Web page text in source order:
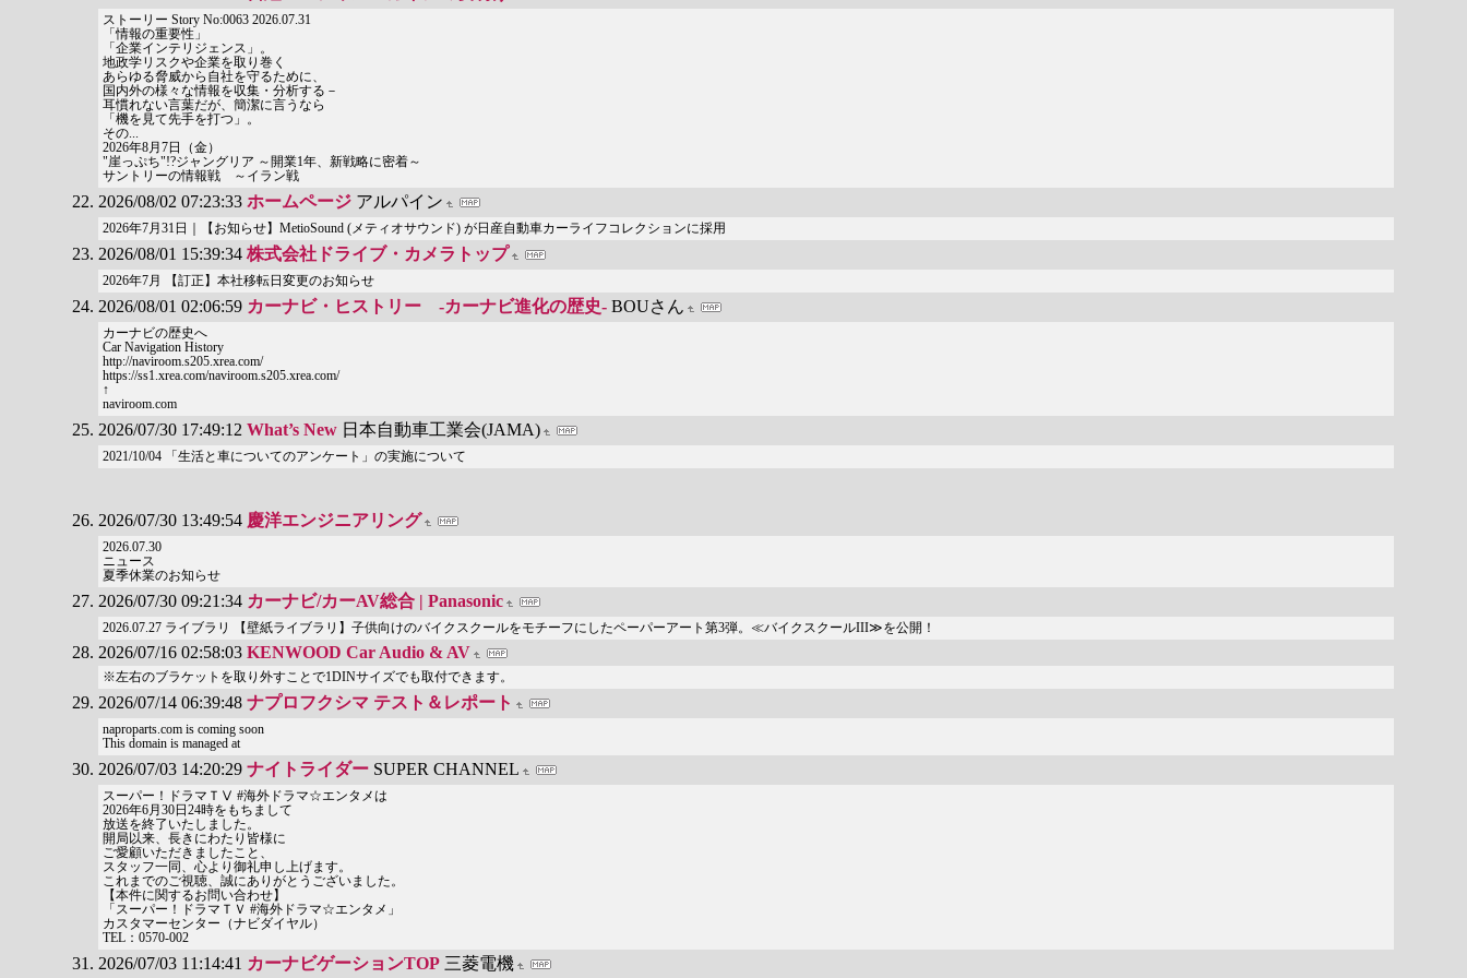
ストーリー Story No:0063 2026.07.31
「情報の重要性」
「企業インテリジェンス」。
地政学リスクや企業を取り巻く
あらゆる脅威から自社を守るために、
国内外の様々な情報を収集・分析する－
耳慣れない言葉だが、簡潔に言うなら
「機を見て先手を打つ」。
その...
2026年8月7日（金）
"崖っぷち"!?ジャングリア ～開業1年、新戦略に密着～
サントリーの情報戦 ～イラン戦
2026/08/02 07:23:33 ホームページ アルパイン
2026年7月31日｜【お知らせ】MetioSound (メティオサウンド) が日産自動車カーライフコレクションに採用
2026/08/01 15:39:34 株式会社ドライブ・カメラトップ
2026年7月 【訂正】本社移転日変更のお知らせ
2026/08/01 02:06:59 カーナビ・ヒストリー -カーナビ進化の歴史- BOUさん
カーナビの歴史へ
Car Navigation History
http://naviroom.s205.xrea.com/
https://ss1.xrea.com/naviroom.s205.xrea.com/
↑
naviroom.com
2026/07/30 17:49:12 What’s New 日本自動車工業会(JAMA)
2021/10/04 「生活と車についてのアンケート」の実施について
2026/07/30 13:49:54 慶洋エンジニアリング
2026.07.30
ニュース
夏季休業のお知らせ
2026/07/30 09:21:34 カーナビ/カーAV総合 | Panasonic
2026.07.27 ライブラリ 【壁紙ライブラリ】子供向けのバイクスクールをモチーフにしたペーパーアート第3弾。≪バイクスクールIII≫を公開！
2026/07/16 02:58:03 KENWOOD Car Audio & AV
※左右のブラケットを取り外すことで1DINサイズでも取付できます。
2026/07/14 06:39:48 ナプロフクシマ テスト＆レポート
naproparts.com is coming soon
This domain is managed at
2026/07/03 14:20:29 ナイトライダー SUPER CHANNEL
スーパー！ドラマＴⅤ #海外ドラマ☆エンタメは
2026年6月30日24時をもちまして
放送を終了いたしました。
開局以来、長きにわたり皆様に
ご愛顧いただきましたこと、
スタッフ一同、心より御礼申し上げます。
これまでのご視聴、誠にありがとうございました。
【本件に関するお問い合わせ】
「スーパー！ドラマＴＶ #海外ドラマ☆エンタメ」
カスタマーセンター（ナビダイヤル）
TEL：0570-002
2026/07/03 11:14:41 カーナビゲーションTOP 三菱電機